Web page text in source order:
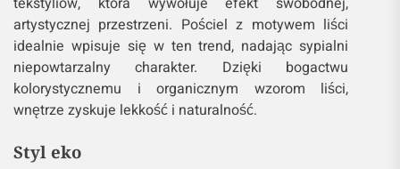
artystycznej przestrzeni. Pościel z motywem liści
idealnie wpisuje się w ten trend, nadając sypialni
niepowtarzalny charakter. Dzięki bogactwu
kolorystycznemu i organicznym wzorom liści,
wnętrze zyskuje lekkość i naturalność.
Styl eko